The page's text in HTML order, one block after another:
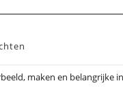
maken en belangrijke